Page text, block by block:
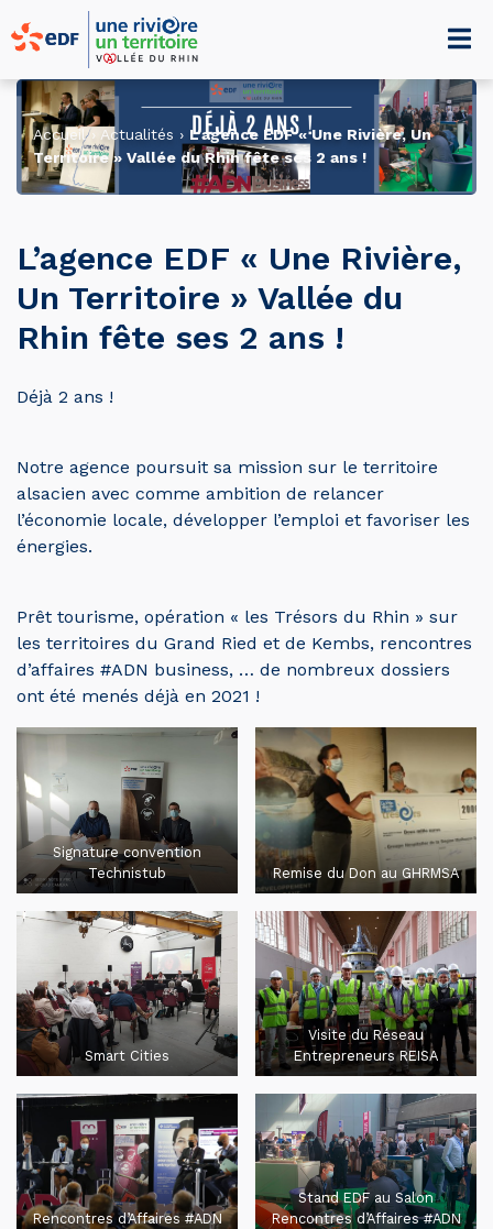
Accueil› Actualités › L’agence EDF « Une Rivière, Un
Territoire » Vallée du Rhin fête ses 2 ans !
L’agence EDF « Une Rivière,
Un Territoire » Vallée du
Rhin fête ses 2 ans !
Déjà 2 ans !
Notre agence poursuit sa mission sur le territoire
alsacien avec comme ambition de relancer
l’économie locale, développer l’emploi et favoriser les
énergies.
Prêt tourisme, opération « les Trésors du Rhin » sur
les territoires du Grand Ried et de Kembs, rencontres
d’affaires #ADN business, … de nombreux dossiers
ont été menés déjà en 2021 !
Signature convention
Technistub
Remise du Don au GHRMSA
Smart Cities
Visite du Réseau
Entrepreneurs REISA
Rencontres d’Affaires #ADN
Stand EDF au Salon
Rencontres d’Affaires #ADN